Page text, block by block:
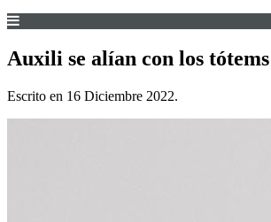
Auxili se alían con los
Escrito en 16 Diciembre 2022.